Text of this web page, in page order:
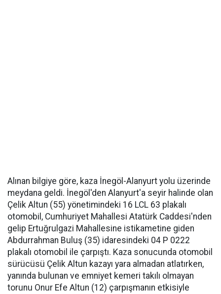
Alınan bilgiye göre, kaza İnegöl-Alanyurt yolu üzerinde
meydana geldi. İnegöl'den Alanyurt'a seyir halinde olan
Çelik Altun (55) yönetimindeki 16 LCL 63 plakalı
otomobil, Cumhuriyet Mahallesi Atatürk Caddesi'nden
gelip Ertuğrulgazi Mahallesine istikametine giden
Abdurrahman Buluş (35) idaresindeki 04 P 0222
plakalı otomobil ile çarpıştı. Kaza sonucunda otomobil
sürücüsü Çelik Altun kazayı yara almadan atlatırken,
yanında bulunan ve emniyet kemeri takılı olmayan
torunu Onur Efe Altun (12) çarpışmanın etkisiyle